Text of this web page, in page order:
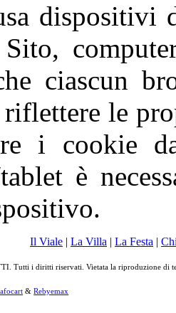
dispositivi
ciascun
le
i cookie
tablet è
Il Viale | La Villa | La Festa |
Tutti i diritti riservati. Vietata la riproduzione di
&Rebyemax